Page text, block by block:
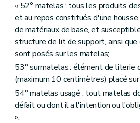
« 52° matelas : tous les produits
et au repos constitués d'une
de matériaux de base, et
structure de lit de support, ainsi que
sont posés sur les matelas;
53° surmatelas : élément de literie
(maximum 10 centimètres) placé
54° matelas usagé : tout matelas
défait ou dont il a l'intention ou
».